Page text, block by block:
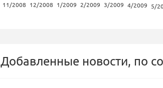
11/2008 12/2008 1/2009 2/2009 3/2009 4/2009 5/
Добавленные новости, по